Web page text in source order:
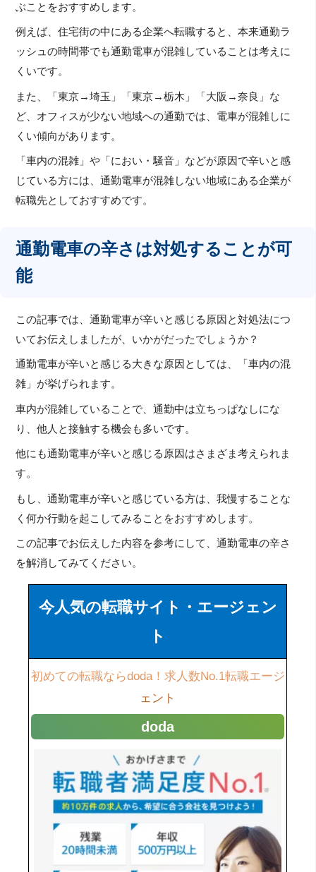
ぶことをおすすめします。
例えば、住宅街の中にある企業へ転職すると、本来通勤ラ
ッシュの時間帯でも通勤電車が混雑していることは考えに
くいです。
また、「東京→埼玉」「東京→栃木」「大阪→奈良」な
ど、オフィスが少ない地域への通勤では、電車が混雑しに
くい傾向があります。
「車内の混雑」や「におい・騒音」などが原因で辛いと感
じている方には、通勤電車が混雑しない地域にある企業が
転職先としておすすめです。
通勤電車の辛さは対処することが可
能
この記事では、通勤電車が辛いと感じる原因と対処法につ
いてお伝えしましたが、いかがだったでしょうか？
通勤電車が辛いと感じる大きな原因としては、「車内の混
雑」が挙げられます。
車内が混雑していることで、通勤中は立ちっぱなしにな
り、他人と接触する機会も多いです。
他にも通勤電車が辛いと感じる原因はさまざま考えられま
す。
もし、通勤電車が辛いと感じている方は、我慢することな
く何か行動を起こしてみることをおすすめします。
この記事でお伝えした内容を参考にして、通勤電車の辛さ
を解消してみてください。
今人気の転職サイト・エージェン
ト
初めての転職ならdoda！求人数No.1転職エージ
ェント
doda